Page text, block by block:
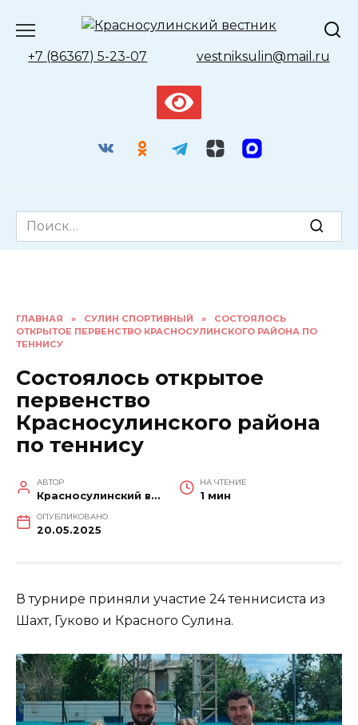
содержанию
+7 (86367) 5-23-07 vestniksulin@mail.ru
Search
for:
ГЛАВНАЯ » СУЛИН СПОРТИВНЫЙ »
СОСТОЯЛОСЬ
ОТКРЫТОЕ ПЕРВЕНСТВО КРАСНОСУЛИНСКОГО РАЙОНА ПО
ТЕННИСУ
Состоялось открытое
первенство
Красносулинского района
по теннису
АВТОР
Красносулинский вестник
НА ЧТЕНИЕ
1 мин
ОПУБЛИКОВАНО
20.05.2025
В турнире приняли участие 24 теннисиста из
Шахт, Гуково и Красного Сулина.